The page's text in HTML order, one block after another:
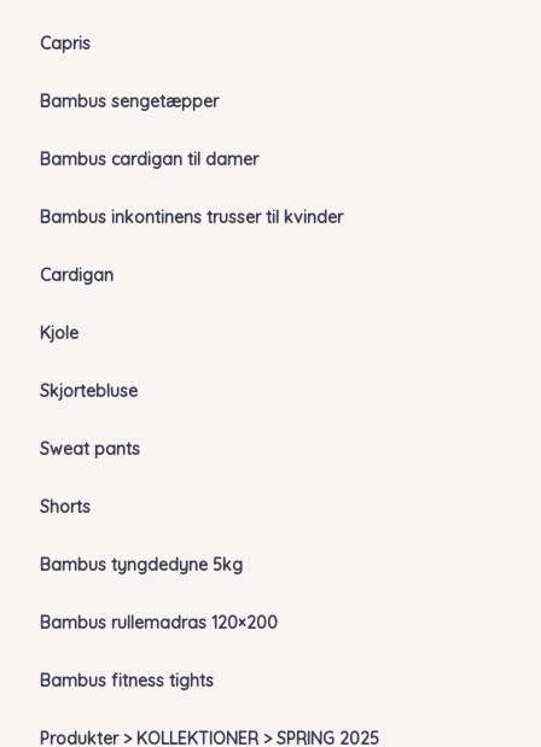
Capris
Bambus sengetæpper
Bambus cardigan til damer
Bambus inkontinens trusser til kvinder
Cardigan
Kjole
Skjortebluse
Sweat pants
Shorts
Bambus tyngdedyne 5kg
Bambus rullemadras 120×200
Bambus fitness tights
Produkter > KOLLEKTIONER > SPRING 2025